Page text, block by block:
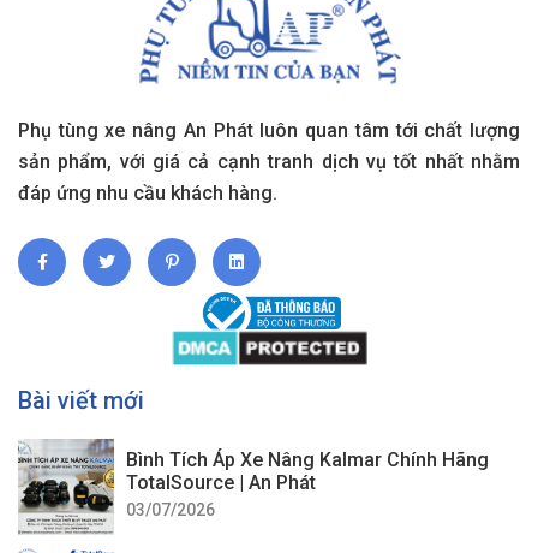
Phụ tùng xe nâng An Phát luôn quan tâm tới chất lượng
sản phẩm, với giá cả cạnh tranh dịch vụ tốt nhất nhằm
đáp ứng nhu cầu khách hàng.
Bài viết mới
Bình Tích Áp Xe Nâng Kalmar Chính Hãng
TotalSource | An Phát
03/07/2026